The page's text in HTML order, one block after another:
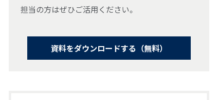
担当の方はぜひご活用ください。
資料をダウンロードする（無料）